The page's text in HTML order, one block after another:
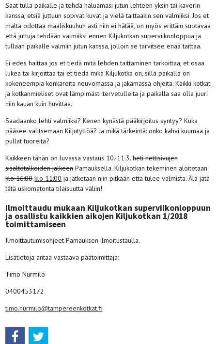
Saat tulla paikalle ja tehdä haluamasi jutun lehteen yksin tai kaverin
kanssa, etsiä juttuun sopivat kuvat ja vielä taittaakin sen valmiiksi. Jos et
malta odottaa maaliskuuhun asti niin ei hätää, on myös erittäin suotavaa
että juttuja tehdään valmiiksi ennen Kiljukotkan superviikonloppua ja
tullaan paikalle valmiin jutun kanssa, jolloin se tarvitsee enää taittaa.
Ei edes haittaa jos et tiedä mitä lehden taittaminen tarkoittaa, et osaa
lukea tai kirjoittaa tai et tiedä mikä Kiljukotka on, sillä paikalla on
kokeneempia konkareita neuvomassa ja jakamassa ohjeita. Kaikki kotkat
ja kotkanmieliset ovat lämpimästi tervetulleita ja paikalla saa olla juuri
niin kauan kuin huvittaa.
Saadaanko lehti valmiiksi? Kenen kynästä pääkirjoitus syntyy? Kuka
pääsee valitsemaan Kiljutyttöä? Ja mikä tärkeintä: onko kahvi kuumaa ja
pullat tuoreita?
Kaikkeen tähän on luvassa vastaus 10.-11.3.heti nettisivujen
sisältötalkoiden jälkeenPamauksella. Kiljukotkan tekeminen aloitetaan
klo 16:00 klo 11:00 ja jatketaan niin pitkään että tulee valmista. Älä jätä
tätä uskomatonta tilaisuutta väliin!
Ilmoittaudu mukaan Kiljukotkan superviikonloppuun
ja osallistu kaikkien aikojen Kiljukotkan 1/2018
toimittamiseen
Ilmoittautumisohjeet Pamauksen ilmoitustaulla.
Lisätietoja antaa vastaava päätoimittaja:
Timo Nurmilo
0400453172
timo.nurmilo@tampereenkotkat.fi